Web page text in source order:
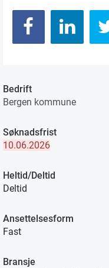
Bedrift
Bergen kommune
Søknadsfrist
10.06.2026
Heltid/Deltid
Deltid
Ansettelsesform
Fast
Bransje